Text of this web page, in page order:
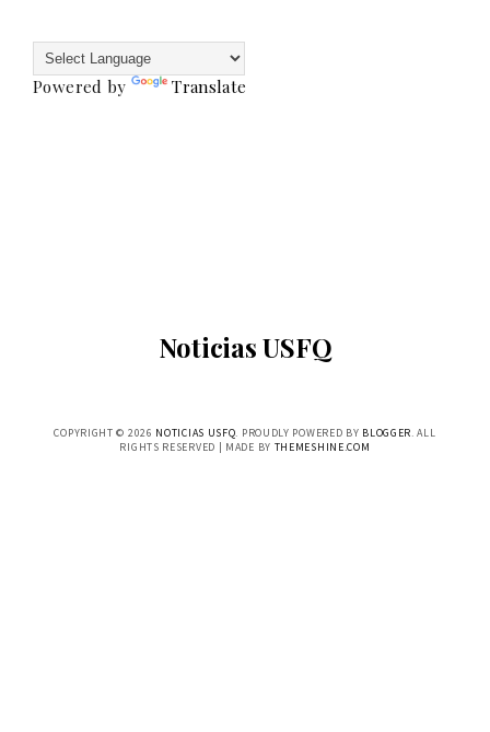
Powered by Translate
Noticias USFQ
COPYRIGHT © 2026 NOTICIAS USFQ. PROUDLY POWERED BY BLOGGER. ALL
RIGHTS RESERVED | MADE BY THEMESHINE.COM